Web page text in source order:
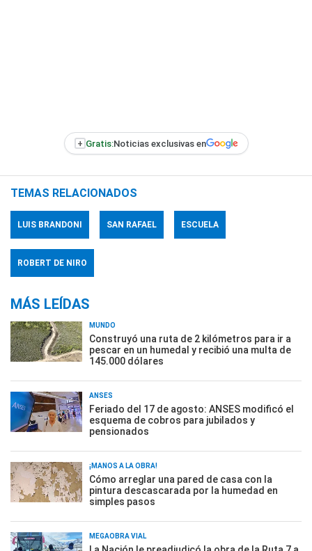
+ Gratis:Noticias exclusivas en
TEMAS RELACIONADOS
LUIS BRANDONI SAN RAFAEL ESCUELA
ROBERT DE NIRO
MÁS LEÍDAS
MUNDO
Construyó una ruta de 2 kilómetros para ir a
pescar en un humedal y recibió una multa de
145.000 dólares
ANSES
Feriado del 17 de agosto: ANSES modificó el
esquema de cobros para jubilados y
pensionados
¡MANOS A LA OBRA!
Cómo arreglar una pared de casa con la
pintura descascarada por la humedad en
simples pasos
MEGAOBRA VIAL